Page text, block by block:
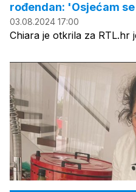
rođendan: 'Osjećam
03.08.2024 17:00
Chiara je otkrila za RTL.hr